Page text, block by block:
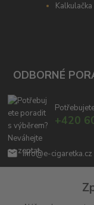
ODBORNÉ
+420
info@e-cigaretka.cz